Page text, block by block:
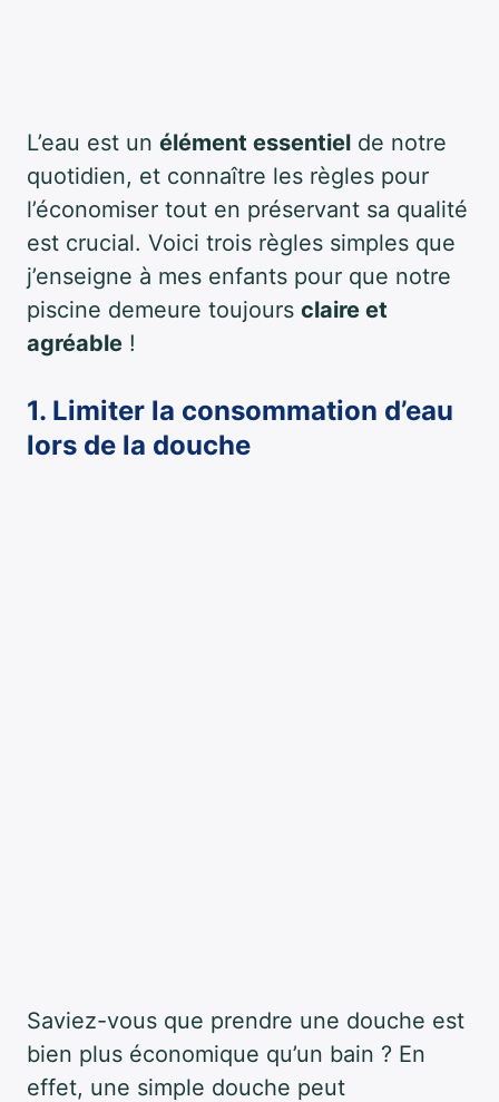
L’eau est un élément essentiel de notre
quotidien, et connaître les règles pour
l’économiser tout en préservant sa qualité
est crucial. Voici trois règles simples que
j’enseigne à mes enfants pour que notre
piscine demeure toujours claire et
agréable !
1. Limiter la consommation d’eau
lors de la douche
Saviez-vous que prendre une douche est
bien plus économique qu’un bain ? En
effet, une simple douche peut